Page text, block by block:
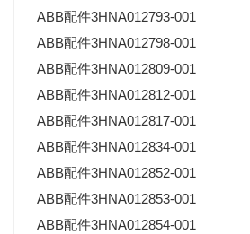
ABB配件3HNA012793-001
ABB配件3HNA012798-001
ABB配件3HNA012809-001
ABB配件3HNA012812-001
ABB配件3HNA012817-001
ABB配件3HNA012834-001
ABB配件3HNA012852-001
ABB配件3HNA012853-001
ABB配件3HNA012854-001